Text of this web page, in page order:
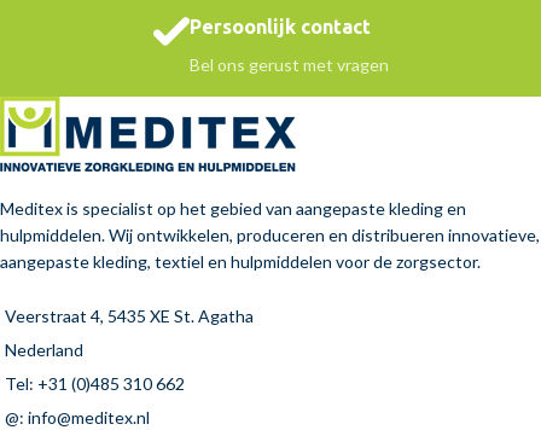
Persoonlijk contact
Bel ons gerust met vragen
Meditex is specialist op het gebied van aangepaste kleding en
hulpmiddelen. Wij ontwikkelen, produceren en distribueren innovatieve,
aangepaste kleding, textiel en hulpmiddelen voor de zorgsector.
Veerstraat 4, 5435 XE St. Agatha
Nederland
Tel: +31 (0)485 310 662
@: info@meditex.nl